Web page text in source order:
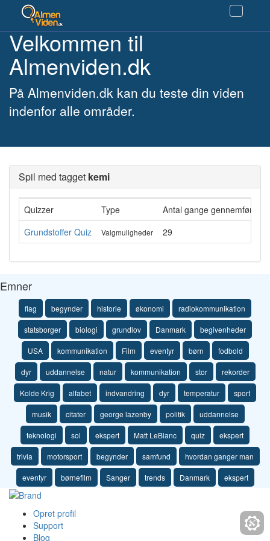
Velkommen til
Almenviden.dk
På Almenviden.dk kan du teste din viden
indenfor alle områder.
Spil med tagget kemi
Quizzer Type Antal gange gennemført
Grundstoffer Quiz
Valgmuligheder 29
Emner
flag begynder historie økonomi radiokommunikation
statsborger biologi grundlov Danmark begivenheder
USA kommunikation Film eventyr børn fodbold
dyr uddannelse natur kommunikation stor rekorder
Kolde Krig alfabet indvandring dyr temperatur sport
musik citater george lazenby politik uddannelse
teknologi sol ekspert Matt LeBlanc quiz ekspert
trivia motorsport begynder samfund hvordan ganger man
eventyr børnefilm Sanger trends Danmark ekspert
Opret profil
Support
Blog